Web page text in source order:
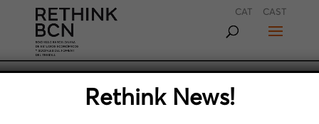
CAT CAST
NÚRIA PARLON: “EL ÁREA
METROPOLITANA DE
Rethink News!